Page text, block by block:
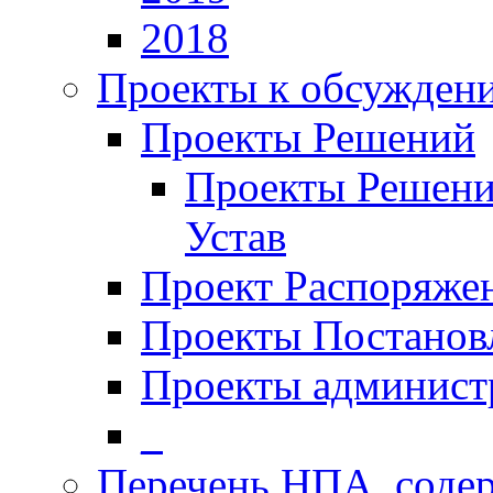
2018
Проекты к
Проекты Решений
Проекты
Устав
Проект
Проекты
Проекты